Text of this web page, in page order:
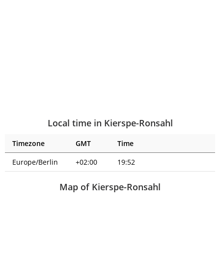
Local time in Kierspe-Ronsahl
Timezone GMT
Time
Europe/Berlin
+02:00 19:52
Map of Kierspe-Ronsahl